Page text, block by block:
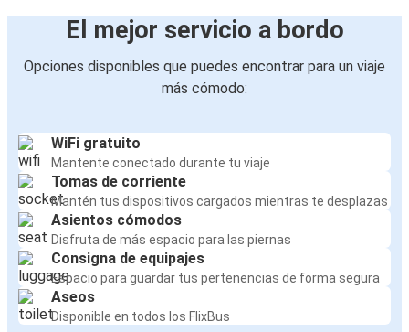
El mejor servicio a bordo
Opciones disponibles que puedes encontrar para un viaje
más cómodo:
WiFi gratuito
Mantente conectado durante tu viaje
Tomas de corriente
Mantén tus dispositivos cargados mientras te desplazas
Asientos cómodos
Disfruta de más espacio para las piernas
Consigna de equipajes
Espacio para guardar tus pertenencias de forma segura
Aseos
Disponible en todos los FlixBus